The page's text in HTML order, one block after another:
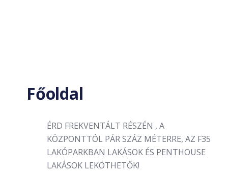
Főoldal
ÉRD FREKVENTÁLT RÉSZÉN , A
KÖZPONTTÓL PÁR SZÁZ MÉTERRE, AZ F35
LAKÓPARKBAN LAKÁSOK ÉS PENTHOUSE
LAKÁSOK LEKÖTHETŐK!